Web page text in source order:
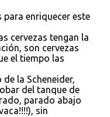
para enriquecer este
cervezas tengan la
son cervezas
el tiempo las
la Scheneider,
del tanque de
parado abajo
sin